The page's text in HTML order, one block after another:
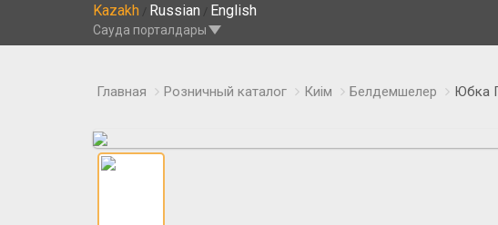
Kazakh / Russian / English
Сауда порталдары
Главная Розничный каталог Киім Белдемшелер Юбка